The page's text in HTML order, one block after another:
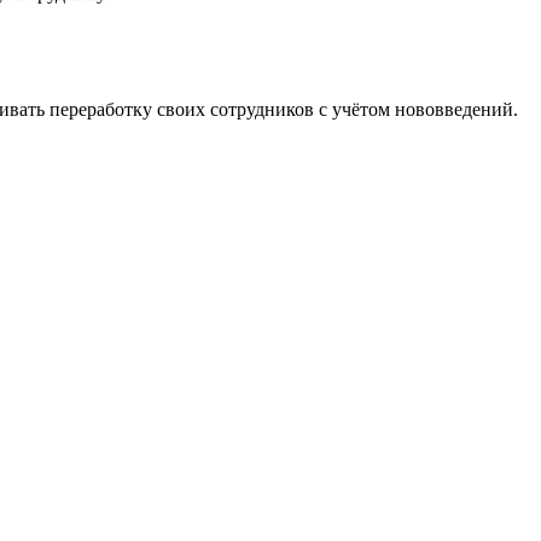
переработку своих сотрудников с учётом нововведений.